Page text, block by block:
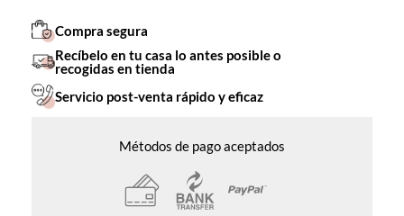
Compra segura
Recíbelo en tu casa lo antes posible o
recogidas en tienda
Servicio post-venta rápido y eficaz
Métodos de pago aceptados